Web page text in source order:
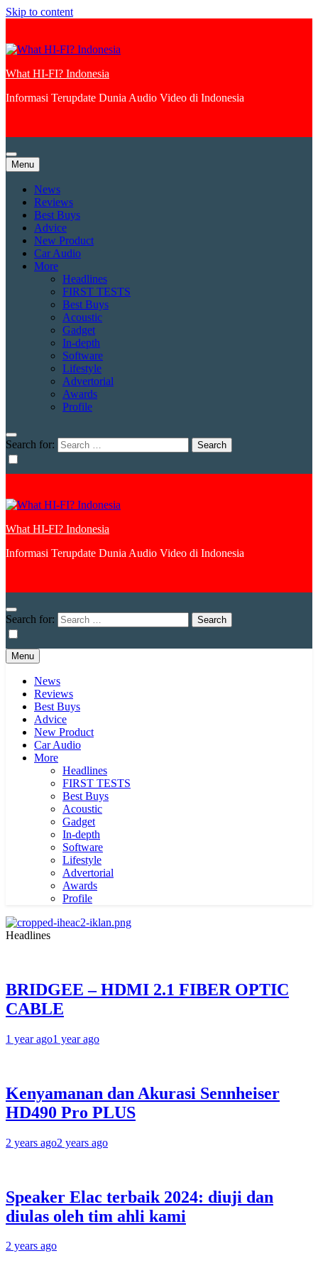
Skip to content
What HI-FI? Indonesia
Informasi Terupdate Dunia Audio Video di Indonesia
Menu
News
Reviews
Best Buys
Advice
New Product
Car Audio
More
Headlines
FIRST TESTS
Best Buys
Acoustic
Gadget
In-depth
Software
Lifestyle
Advertorial
Awards
Profile
Search for:
What HI-FI? Indonesia
Informasi Terupdate Dunia Audio Video di Indonesia
Search for:
Menu
News
Reviews
Best Buys
Advice
New Product
Car Audio
More
Headlines
FIRST TESTS
Best Buys
Acoustic
Gadget
In-depth
Software
Lifestyle
Advertorial
Awards
Profile
Headlines
BRIDGEE – HDMI 2.1 FIBER OPTIC
CABLE
1 year ago1 year ago
Kenyamanan dan Akurasi Sennheiser
HD490 Pro PLUS
2 years ago2 years ago
Speaker Elac terbaik 2024: diuji dan
diulas oleh tim ahli kami
2 years ago